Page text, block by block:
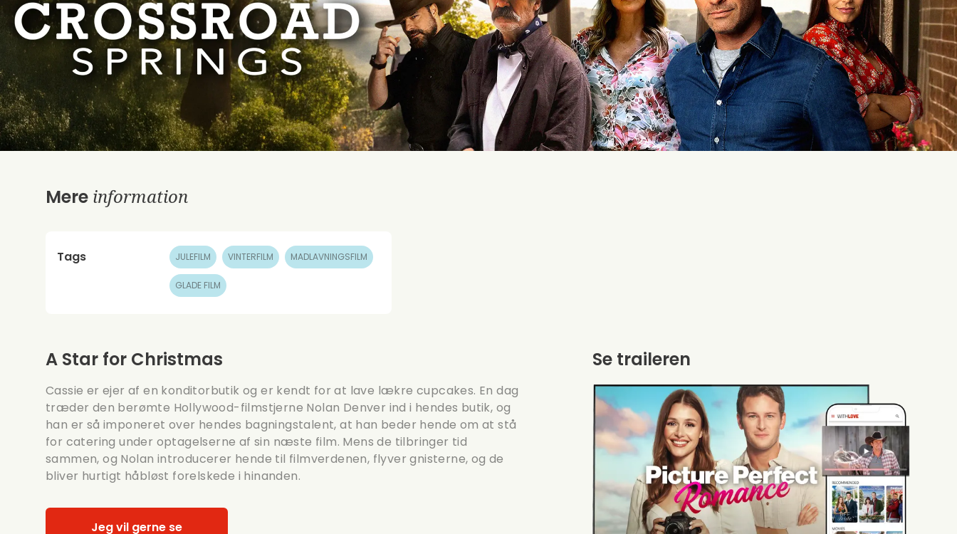
Mere information
Tags JULEFILM VINTERFILM MADLAVNINGSFILM
GLADE FILM
A Star for Christmas
Cassie er ejer af en konditorbutik og er kendt for at lave lækre cupcakes. En dag
træder den berømte Hollywood-filmstjerne Nolan Denver ind i hendes butik, og
han er så imponeret over hendes bagningstalent, at han beder hende om at stå
for catering under optagelserne af sin næste film. Mens de tilbringer tid
sammen, og Nolan introducerer hende til filmverdenen, flyver gnisterne, og de
bliver hurtigt håbløst forelskede i hinanden.
Jeg vil gerne se
Se traileren